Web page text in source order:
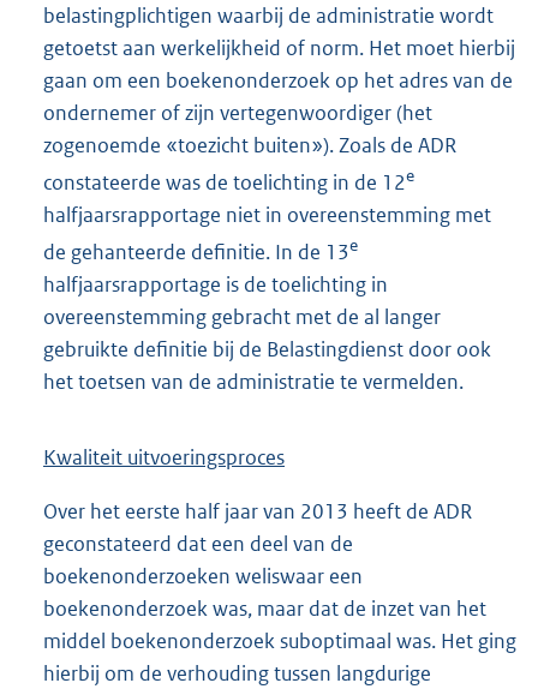
belastingplichtigen waarbij de administratie wordt
getoetst aan werkelijkheid of norm. Het moet hierbij
gaan om een boekenonderzoek op het adres van de
ondernemer of zijn vertegenwoordiger (het
zogenoemde «toezicht buiten»). Zoals de ADR
constateerde was de toelichting in de 12e
halfjaarsrapportage niet in overeenstemming met
de gehanteerde definitie. In de 13e
halfjaarsrapportage is de toelichting in
overeenstemming gebracht met de al langer
gebruikte definitie bij de Belastingdienst door ook
het toetsen van de administratie te vermelden.
Kwaliteit uitvoeringsproces
Over het eerste half jaar van 2013 heeft de ADR
geconstateerd dat een deel van de
boekenonderzoeken weliswaar een
boekenonderzoek was, maar dat de inzet van het
middel boekenonderzoek suboptimaal was. Het ging
hierbij om de verhouding tussen langdurige